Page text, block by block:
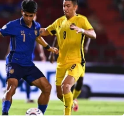
quân đội Hàn Quốc ngày
mạnh mẽ bất kỳ hành động
Tiên.